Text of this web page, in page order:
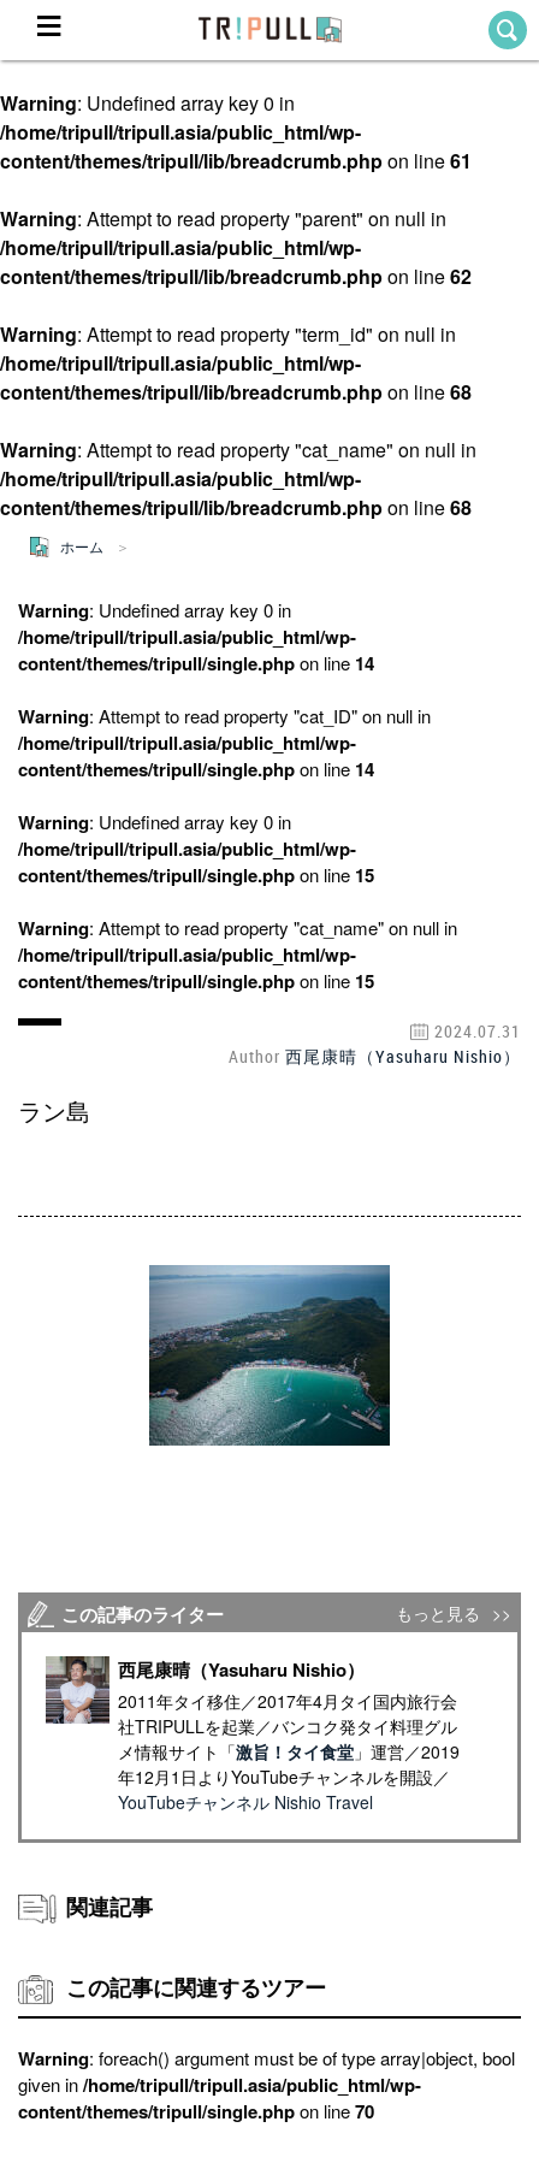
ホーム
Theme
テーマから探す
TRIPULLブログ
About
私たちについて
Warning: Undefined array key 0 in
/home/tripull/tripull.asia/public_html/wp-
content/themes/tripull/lib/breadcrumb.phpon line61
Warning: Attempt to read property "parent" on null in
/home/tripull/tripull.asia/public_html/wp-
content/themes/tripull/lib/breadcrumb.phpon line62
Warning: Attempt to read property "term_id" on null in
/home/tripull/tripull.asia/public_html/wp-
content/themes/tripull/lib/breadcrumb.phpon line68
Warning: Attempt to read property "cat_name" on null in
/home/tripull/tripull.asia/public_html/wp-
content/themes/tripull/lib/breadcrumb.phpon line68
ホーム
Warning: Undefined array key 0 in
/home/tripull/tripull.asia/public_html/wp-
content/themes/tripull/single.phpon line 14
Warning: Attempt to read property "cat_ID" on null in
/home/tripull/tripull.asia/public_html/wp-
content/themes/tripull/single.phpon line 14
Warning: Undefined array key 0 in
/home/tripull/tripull.asia/public_html/wp-
content/themes/tripull/single.phpon line 15
Warning: Attempt to read property "cat_name" on null in
/home/tripull/tripull.asia/public_html/wp-
content/themes/tripull/single.phpon line 15
2024.07.31
Author 西尾康晴（Yasuharu Nishio）
ラン島
この記事のライター もっと見る
西尾康晴（Yasuharu Nishio）
2011年タイ移住／2017年4月タイ国内旅行会
社TRIPULLを起業／バンコク発タイ料理グル
メ情報サイト「激旨！タイ食堂」運営／2019
年12月1日よりYouTubeチャンネルを開設／
YouTubeチャンネル Nishio Travel
関連記事
この記事に関連するツアー
Warning: foreach() argument must be of type array|object, bool
given in/home/tripull/tripull.asia/public_html/wp-
content/themes/tripull/single.phpon line70